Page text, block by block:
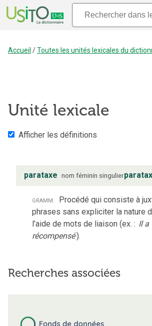
Accueil /Toutes les unités lexicales du
Unité lexicale
Afficher les définitions
parataxe nom féminin singulier
gramm. Procédé qui consiste à
phrases sans expliciter la nature
l’aide de mots de liaison (ex. : Il a
récompensé).
Recherches associées